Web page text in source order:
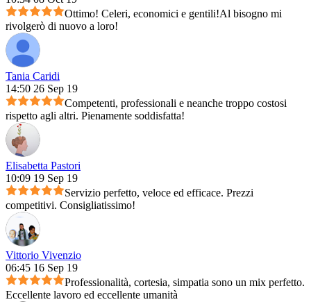
Ottimo! Celeri, economici e gentili!Al bisogno mi
rivolgerò di nuovo a loro!
Tania Caridi
14:50 26 Sep 19
Competenti, professionali e neanche troppo costosi
rispetto agli altri. Pienamente soddisfatta!
Elisabetta Pastori
10:09 19 Sep 19
Servizio perfetto, veloce ed efficace. Prezzi
competitivi. Consigliatissimo!
Vittorio Vivenzio
06:45 16 Sep 19
Professionalità, cortesia, simpatia sono un mix perfetto.
Eccellente lavoro ed eccellente umanità